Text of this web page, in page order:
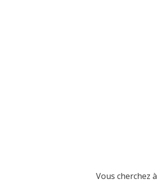
Vous cherchez à